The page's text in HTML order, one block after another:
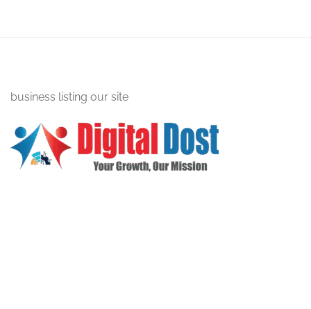
business listing our site